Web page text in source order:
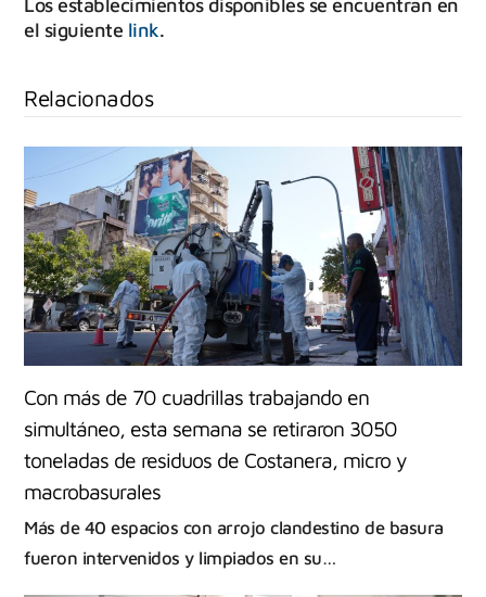
el siguiente link.
Relacionados
Con más de 70 cuadrillas trabajando en
simultáneo, esta semana se retiraron 3050
toneladas de residuos de Costanera, micro y
macrobasurales
Más de 40 espacios con arrojo clandestino de basura
fueron intervenidos y limpiados en su…